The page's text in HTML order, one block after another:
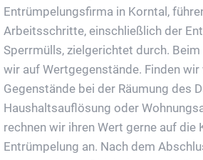
Entrümpelungsfirma in Korntal,
Arbeitsschritte, einschließlich der
Sperrmülls, zielgerichtet durch.
wir auf Wertgegenstände. Finden
Gegenstände bei der Räumung des
Haushaltsauflösung oder
rechnen wir ihren Wert gerne auf die
Entrümpelung an. Nach dem